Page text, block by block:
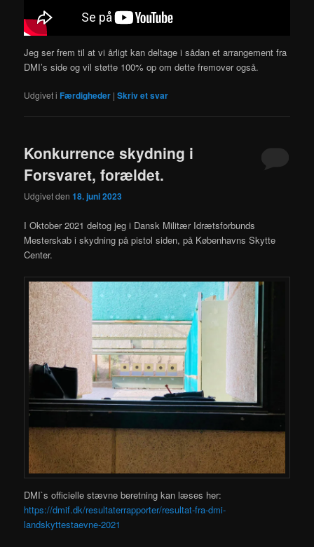
Jeg ser frem til at vi årligt kan deltage i sådan et arrangement fra
DMI’s side og vil støtte 100% op om dette fremover også.
Udgivet i Færdigheder |Skriv et svar
Konkurrence skydning i
Forsvaret, forældet.
Udgivet den18. juni 2023
I Oktober 2021 deltog jeg i Dansk Militær Idrætsforbunds
Mesterskab i skydning på pistol siden, på Københavns Skytte
Center.
DMI`s officielle stævne beretning kan læses her:
https://dmif.dk/resultaterrapporter/resultat-fra-dmi-
landskyttestaevne-2021